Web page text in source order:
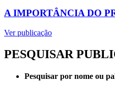
A IMPORTÂNCIA DO
Ver publicação
PESQUISAR
Pesquisar por nome ou